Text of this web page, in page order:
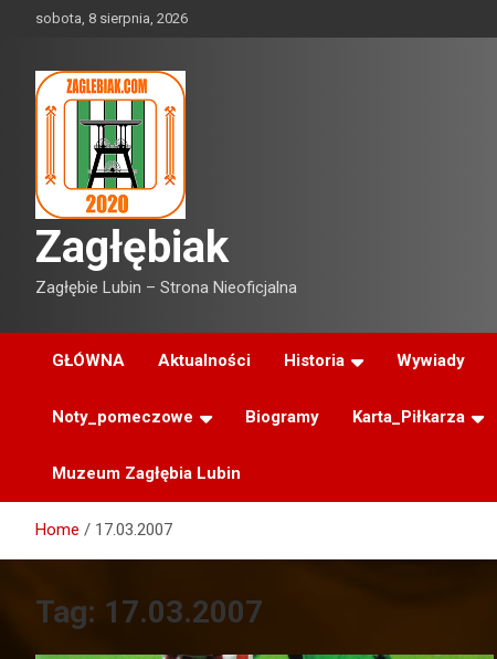
sobota, 8 sierpnia, 2026
Zagłębiak
Zagłębie Lubin – Strona Nieoficjalna
GŁÓWNA Aktualności Historia Wywiady
Noty_pomeczowe Biogramy Karta_Piłkarza
Muzeum Zagłębia Lubin
Home 17.03.2007
Tag: 17.03.2007